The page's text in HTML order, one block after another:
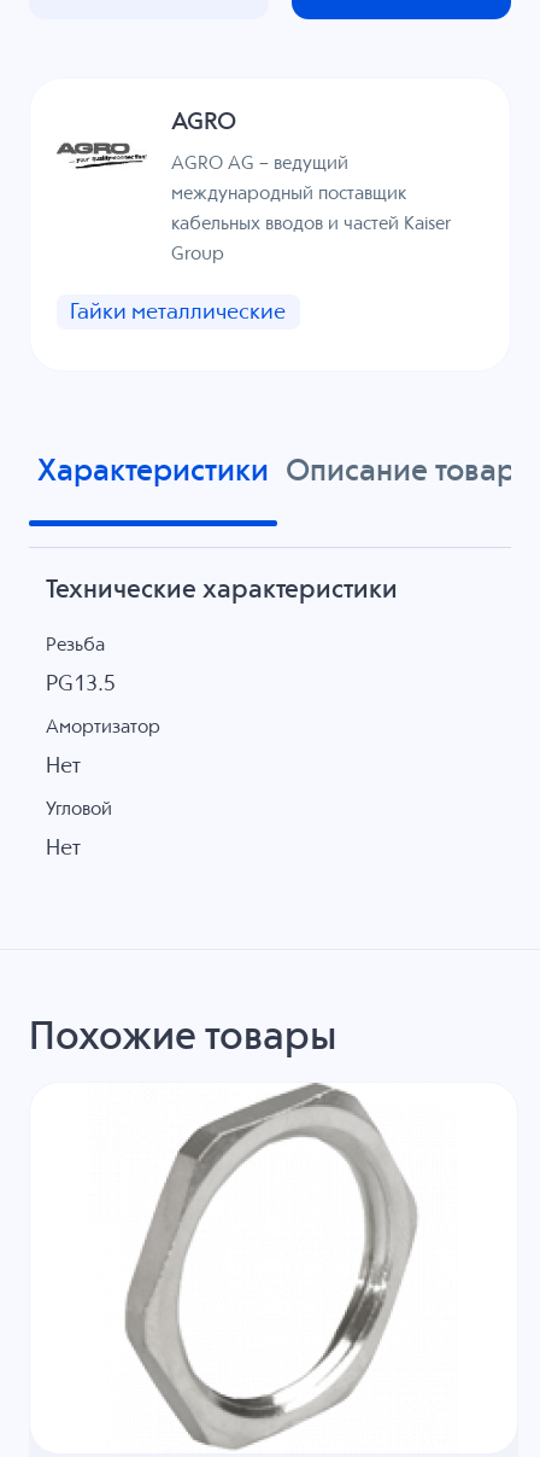
AGRO
AGRO AG – ведущий
международный поставщик
кабельных вводов и частей Kaiser
Group
Гайки металлические
Характеристики Описание товара
Технические характеристики
Резьба
PG13.5
Амортизатор
Нет
Угловой
Нет
Похожие товары